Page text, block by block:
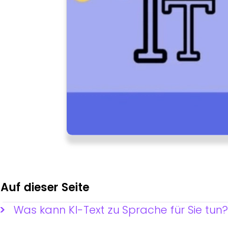
Auf dieser Seite
Was kann KI-Text zu Sprache für Sie tun?